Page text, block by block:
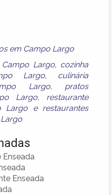
em Campo Largo
Largo, cozinha
Largo, culinária
Largo, pratos
Largo, restaurante
Largo e restaurantes
Enseada
Enseada